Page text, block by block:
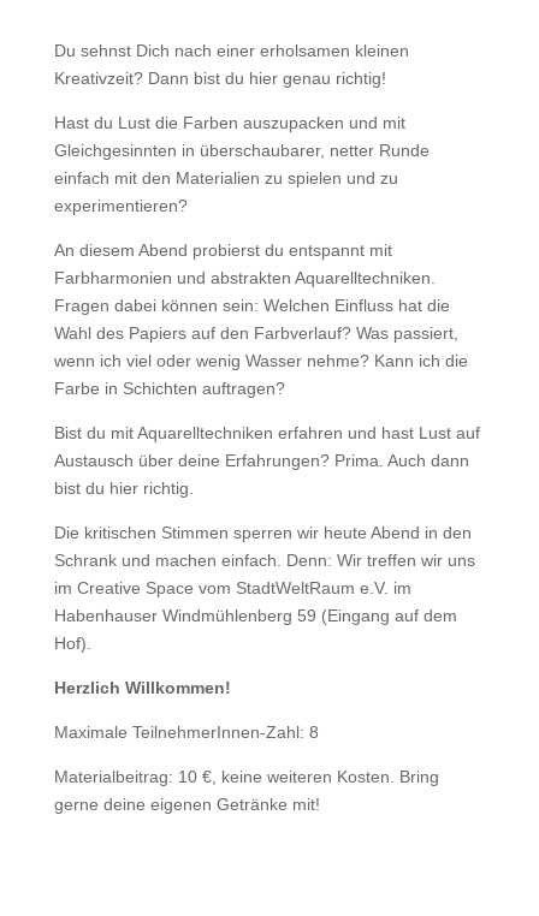
Du sehnst Dich nach einer erholsamen kleinen
Kreativzeit? Dann bist du hier genau richtig!
Hast du Lust die Farben auszupacken und mit
Gleichgesinnten in überschaubarer, netter Runde
einfach mit den Materialien zu spielen und zu
experimentieren?
An diesem Abend probierst du entspannt mit
Farbharmonien und abstrakten Aquarell­techniken.
Fragen dabei können sein: Welchen Einfluss hat die
Wahl des Papiers auf den Farbverlauf? Was passiert,
wenn ich viel oder wenig Wasser nehme? Kann ich die
Farbe in Schichten auftragen?
Bist du mit Aquarelltechniken erfahren und hast Lust auf
Austausch über deine Erfahrungen? Prima. Auch dann
bist du hier richtig.
Die kritischen Stimmen sperren wir heute Abend in den
Schrank und machen einfach. Denn: Wir treffen wir uns
im Creative Space vom StadtWeltRaum e.V. im
Habenhauser Windmühlenberg 59 (Eingang auf dem
Hof).
Herzlich Willkommen!
Maximale TeilnehmerInnen-Zahl: 8
Materialbeitrag: 10 €, keine weiteren Kosten. Bring
gerne deine eigenen Getränke mit!